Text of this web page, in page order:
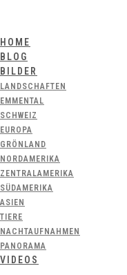
HOME
BLOG
BILDER
LANDSCHAFTEN
EMMENTAL
SCHWEIZ
EUROPA
GRÖNLAND
NORDAMERIKA
ZENTRALAMERIKA
SÜDAMERIKA
ASIEN
TIERE
NACHTAUFNAHMEN
PANORAMA
VIDEOS